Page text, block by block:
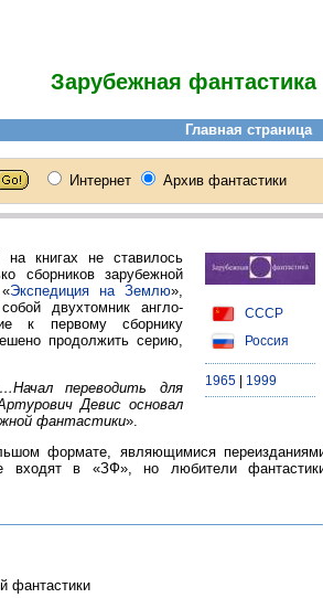
Зарубежная фантастика
СССР
Россия
1965 1999
на книгах не ставилось
сборников зарубежной
Экспедиция на Землю»,
двухтомник англо-
к первому сборнику
продолжить серию,
переводить для
Девис основал
фантастики».
формате, являющимися
входят в «ЗФ», но любители
фантастики